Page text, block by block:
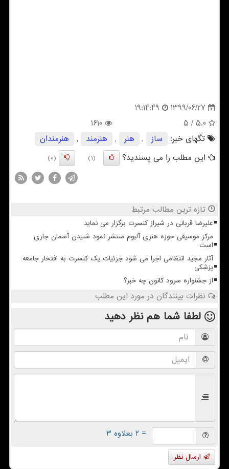
1399/06/27
19:14:49
5.0
/ 5
1610
تگهای خبر:
ساز , هنر , هنرمند ,
هنرمندان
این مطلب را می پسندید؟
(1)
(0)
تازه ترین مطالب مرتبط
علیرضا قربانی در شیراز کنسرت برگزار می نماید
مرکز موسیقی حوزه هنری آلبوم منتشر نمود شنیدن آسمان جاری
است
آثار مجید انتظامی اجرا می شود جزئیات یک کنسرت به افتخار جامعه
پزشکی
از جشنواره سرود کانون چه خبر؟
نظرات بینندگان در مورد این مطلب
لطفا شما همنظر دهید
= ۲ بعلاوه ۳
ارسال نظر